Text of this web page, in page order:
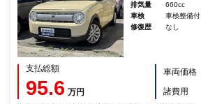
排気量
660cc
車検
車検整備付
修復歴
なし
支払総額
95.6 万円
車両価格
諸費用